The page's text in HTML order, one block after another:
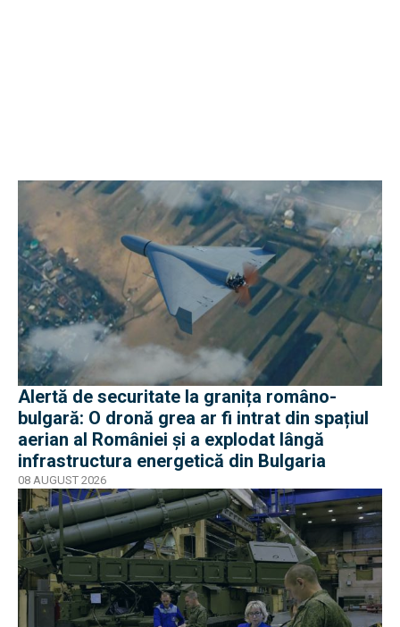
Alertă de securitate la granița româno-
bulgară: O dronă grea ar fi intrat din spațiul
aerian al României și a explodat lângă
infrastructura energetică din Bulgaria
08 AUGUST 2026